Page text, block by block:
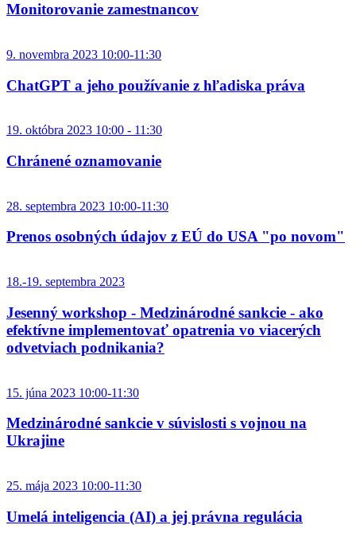
Monitorovanie zamestnancov
9. novembra 2023 10:00-11:30
ChatGPT a jeho používanie z hľadiska práva
19. októbra 2023 10:00 - 11:30
Chránené oznamovanie
28. septembra 2023 10:00-11:30
Prenos osobných údajov z EÚ do USA "po novom"
18.-19. septembra 2023
Jesenný workshop - Medzinárodné sankcie - ako
efektívne implementovať opatrenia vo viacerých
odvetviach podnikania?
15. júna 2023 10:00-11:30
Medzinárodné sankcie v súvislosti s vojnou na
Ukrajine
25. mája 2023 10:00-11:30
Umelá inteligencia (AI) a jej právna regulácia